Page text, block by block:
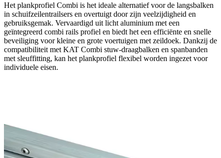
Het plankprofiel Combi is het ideale alternatief voor de langsbalken
in schuifzeilentrailsers en overtuigt door zijn veelzijdigheid en
gebruiksgemak. Vervaardigd uit licht aluminium met een
geïntegreerd combi rails profiel en biedt het een efficiënte en snelle
beveiliging voor kleine en grote voertuigen met zeildoek. Dankzij de
compatibiliteit met KAT Combi stuw-draagbalken en spanbanden
met sleuffitting, kan het plankprofiel flexibel worden ingezet voor
individuele eisen.